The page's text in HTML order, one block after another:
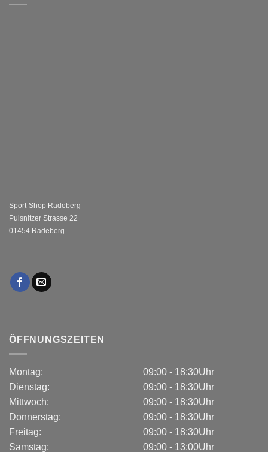
Sport-Shop Radeberg
Pulsnitzer Strasse 22
01454 Radeberg
ÖFFNUNGSZEITEN
Montag:
Dienstag:
Mittwoch:
Donnerstag:
Freitag:
Samstag:
09:00 - 18:30Uhr
09:00 - 18:30Uhr
09:00 - 18:30Uhr
09:00 - 18:30Uhr
09:00 - 18:30Uhr
09:00 - 13:00Uhr